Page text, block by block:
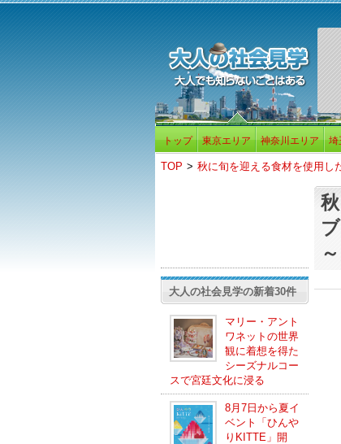
トップ 東京エリア 神奈川エリア 埼
TOP > 秋に旬を迎える食材を使用し
大人の社会見学の新着30件
マリー・アント
ワネットの世界
観に着想を得た
シーズナルコー
スで宮廷文化に浸る
8月7日から夏イ
ベント「ひんや
りKITTE」開
～